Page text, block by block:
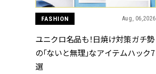
FASHION Aug, 06,2026
ユニクロ名品も！日焼け対策ガチ勢
の「ないと無理」なアイテムハック7
選